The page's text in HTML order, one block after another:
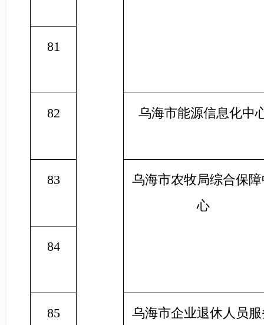
81
82 乌海市能源信息化中
83
乌海市农牧局综合保
心
84
85 乌海市企业退休人员